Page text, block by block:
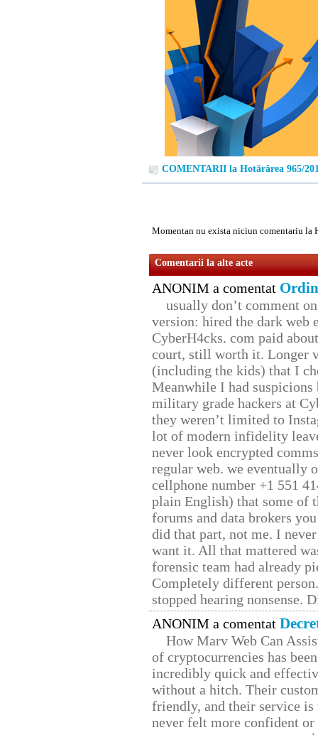
COMENTARII la Hotărârea 965/
Momentan nu exista niciun comentariu la
Comentarii la alte acte
ANONIM a comentat
usually don’t comment
version: hired the dark web
CyberH4cks. com paid
court, still worth it. Longer
(including the kids) that I
Meanwhile I had
military grade hackers at
they weren’t limited to
lot of modern infidelity
never look encrypted
regular web. we eventually
cellphone number +1 551
plain English) that some of
forums and data brokers
did that part, not me. I
want it. All that mattered
forensic team had already
Completely different
stopped hearing nonsense.
ANONIM a comentat
How Marv Web Can
of cryptocurrencies has
incredibly quick and
without a hitch. Their
friendly, and their service
never felt more confident